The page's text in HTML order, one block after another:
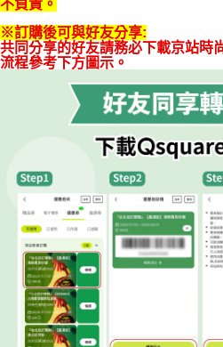
不負責。
※訂購後可與好友分享:
共同分享的好友請務必下載京站時
流程參考下方圖示。